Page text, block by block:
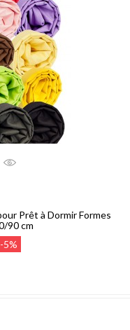
Prêt à Dormir Formes
90 cm
-5%